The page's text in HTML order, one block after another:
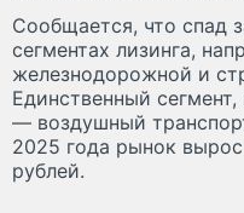
Сообщается, что спад
сегментах лизинга,
железнодорожной и
Единственный
— воздушный
2025 года рынок
рублей.